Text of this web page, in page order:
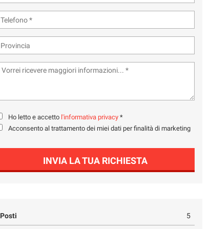
Ho letto e accetto l'informativa privacy *
Acconsento al trattamento dei miei dati per finalità di marketing
INVIA LA TUA RICHIESTA
Posti 5